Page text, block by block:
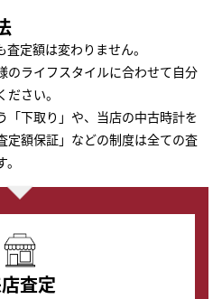
定額は変わりません。
のライフスタイルに合わせて自分
さい。
「下取り」や、当店の中古時計を
定額保証」などの制度は全ての査
査定